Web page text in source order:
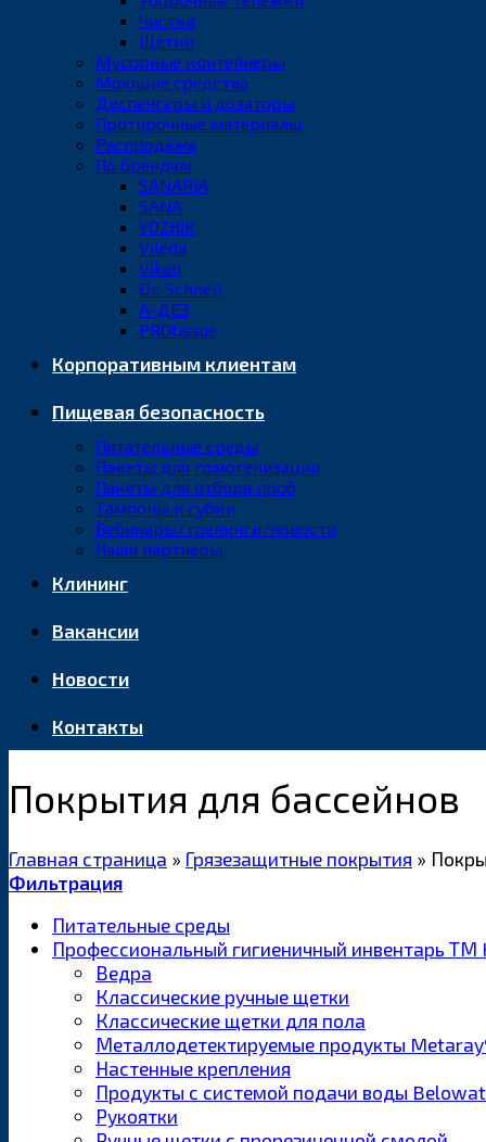
Чистка
Щётки
Мусорные контейнеры
Моющие средства
Диспенсеры и дозаторы
Протирочные материалы
Распродажа
По брендам
SANARIA
SANA
YOZHIK
Vileda
Vikan
Dr. Schnell
А-ДЕЗ
PROtissue
Корпоративным клиентам
Пищевая безопасность
Питательные среды
Пакеты для гомогенизации
Пакеты для отбора проб
Тампоны и губки
Вебинары/тренинги/новости
Наши партнеры
Клининг
Вакансии
Новости
Контакты
Покрытия для бассейнов
Главная страница » Грязезащитные покрытия »
Фильтрация
Питательные среды
Профессиональный гигиеничный инвентарь ТМ
Ведра
Классические ручные щетки
Классические щетки для пола
Металлодетектируемые продукты
Настенные крепления
Продукты с системой подачи воды
Рукоятки